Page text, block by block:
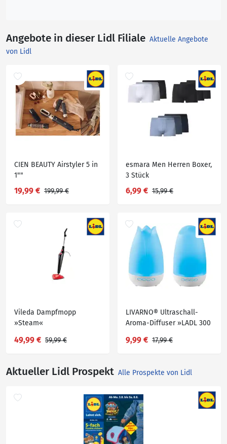
Angebote in dieser Lidl Filiale Aktuelle Angebote
von Lidl
CIEN BEAUTY Airstyler 5 in
1""
19,99 € 199,99 €
esmara Men Herren Boxer,
3 Stück
6,99 € 15,99 €
Vileda Dampfmopp
»Steam«
49,99 € 59,99 €
LIVARNO® Ultraschall-
Aroma-Diffuser »LADL 300
9,99 € 17,99 €
Aktueller Lidl Prospekt Alle Prospekte von Lidl